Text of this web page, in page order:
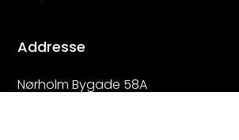
Addresse
Nørholm Bygade 58A